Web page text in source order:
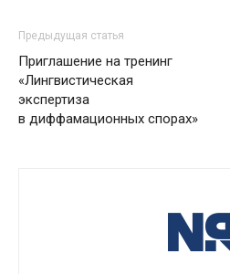
Предыдущая статья
Приглашение на тренинг
«Лингвистическая
экспертиза
в диффамационных спорах»